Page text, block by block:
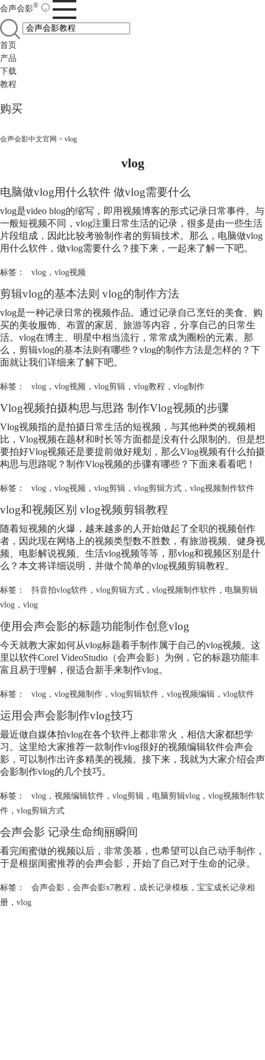
会声会影®
首页
产品
下载
教程
购买
会声会影中文官网 > vlog
vlog
电脑做vlog用什么软件 做vlog需要什么
vlog是video blog的缩写，即用视频博客的形式记录日常事件。与
一般短视频不同， vlog注重日常生活的记录，很多是由一些生活
片段组成，因此比较考验制作者的剪辑技术。那么，电脑做vlog
用什么软件，做vlog需要什么？接下来，一起来了解一下吧。
标签： vlog， vlog视频
剪辑vlog的基本法则 vlog的制作方法
vlog是一种记录日常的视频作品。通过记录自己烹饪的美食、购
买的美妆服饰、布置的家居、旅游等内容，分享自己的日常生
活。 vlog在博主、明星中相当流行，常常成为圈粉的元素。那
么，剪辑vlog的基本法则有哪些？ vlog的制作方法是怎样的？下
面就让我们详细来了解下吧。
标签： vlog， vlog视频， vlog剪辑， vlog教程 ， vlog制作
Vlog视频拍摄构思与思路 制作Vlog视频的步骤
Vlog视频指的是拍摄日常生活的短视频，与其他种类的视频相
比，Vlog视频在题材和时长等方面都是没有什么限制的。但是想
要拍好Vlog视频还是要提前做好规划，那么Vlog视频有什么拍摄
构思与思路呢？制作Vlog视频的步骤有哪些？下面来看看吧！
标签： vlog， vlog视频， vlog剪辑， vlog剪辑方式， vlog视频制作软件
vlog和视频区别 vlog视频剪辑教程
随着短视频的火爆，越来越多的人开始做起了全职的视频创作
者，因此现在网络上的视频类型数不胜数，有旅游视频、健身视
频、电影解说视频、生活vlog视频等等，那vlog和视频区别是什
么？本文将详细说明，并做个简单的vlog视频剪辑教程。
标签： 抖音拍vlog软件， vlog剪辑方式， vlog视频制作软件， 电脑剪辑
vlog ， vlog
使用会声会影的标题功能制作创意vlog
今天就教大家如何从vlog标题着手制作属于自己的vlog视频。这
里以软件Corel VideoStudio（会声会影）为例，它的标题功能丰
富且易于理解，很适合新手来制作vlog。
标签： vlog， vlog视频制作， vlog剪辑软件， vlog视频编辑， vlog软件
运用会声会影制作vlog技巧
最近做自媒体拍vlog在各个软件上都非常火，相信大家都想学
习。这里给大家推荐一款制作vlog很好的视频编辑软件会声会
影，可以制作出许多精美的视频。接下来，我就为大家介绍会声
会影制作vlog的几个技巧。
标签： vlog， 视频编辑软件， vlog剪辑， 电脑剪辑vlog， vlog视频制作软
件 ， vlog剪辑方式
会声会影 记录生命绚丽瞬间
看完闺蜜做的视频以后，非常羡慕，也希望可以自己动手制作，
于是根据闺蜜推荐的会声会影，开始了自己对于生命的记录。
标签： 会声会影， 会声会影x7教程 ， 成长记录模板 ， 宝宝成长记录相
册 ， vlog